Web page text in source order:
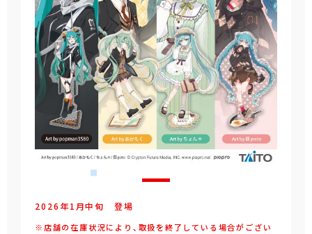
2026年1 月中旬 登場
※店舗の在庫状況により、取扱を終了している場合がござい